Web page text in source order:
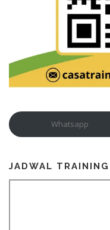
Whatsapp
JADWAL TRAINING